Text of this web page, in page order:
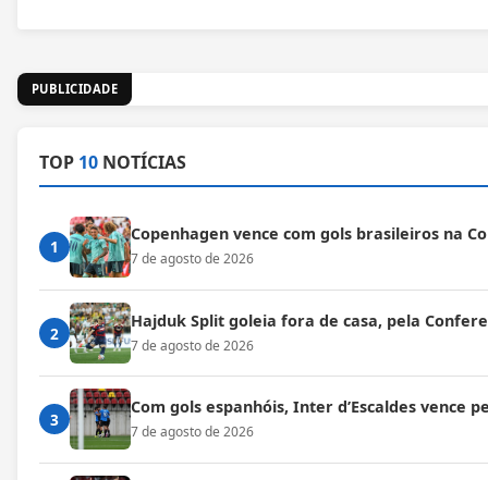
PUBLICIDADE
TOP 10 NOTÍCIAS
1
Copenhagen vence com gols brasileiros na
7 de agosto de 2026
2
Hajduk Split goleia fora de casa, pela
7 de agosto de 2026
3
Com gols espanhóis, Inter d’Escaldes vence
7 de agosto de 2026